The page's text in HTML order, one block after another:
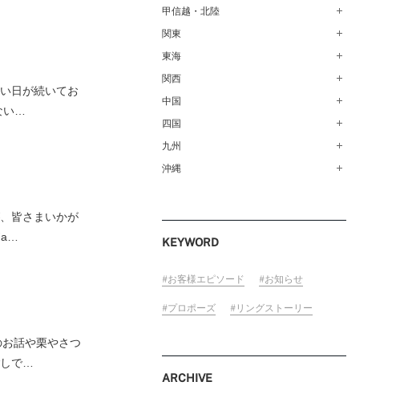
お問い合わせ
FOLLOW US ON
日が続いてお
…
皆さまいかが
話や栗やさつ
で…
函館店（180）
弘前パークホテル店（180）
青森店（254）
仙台店（147）
秋田店（123）
盛岡大通店（203）
山形店（153）
郡山モルティ店（153）
いわき店（129）
甲信越・北陸
甲府店（63）
新潟店（168）
長野店（148）
松本店（161）
富山店（100）
金沢店（139）
福井店（117）
関東
銀座本店（149）
新宿店（137）
池袋店（134）
吉祥寺マルイ店（111）
町田店（142）
立川店（118）
ラゾーナ川崎プラザ店（84）
そごう千葉店（124）
柏店（141）
宇都宮店（143）
東海
名古屋栄店（125）
名古屋駅前店（72）
豊橋店（149）
岐阜店（122）
近鉄四日市店（141）
関西
なんばパークス店（146）
梅田茶屋町店（84）
梅田ハービスENT店（85）
近鉄あべのハルカス店（139）
奈良店（168）
中国
広島店（102）
福山店（239）
岡山店（170）
四国
高松店（172）
松山店（171）
九州
福岡天神店（117）
大分店（96）
沖縄
KEYWORD
お客様エピソード お知らせ
プロポーズ リングストーリー
ARCHIVE